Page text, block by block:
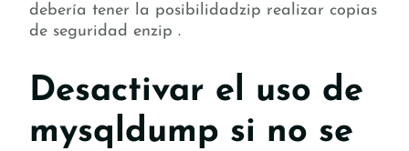
debería tener la posibilidadzip realizar copias
de seguridad enzip .
Desactivar el uso de
mysqldump si no se